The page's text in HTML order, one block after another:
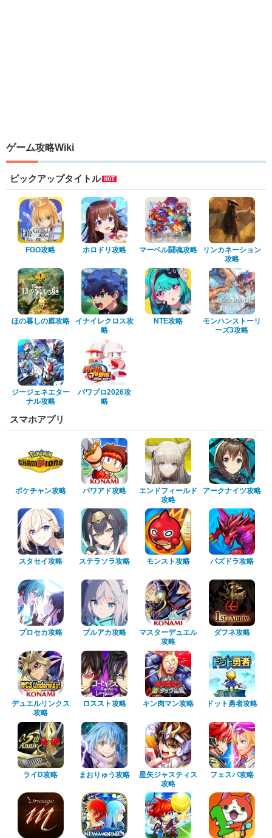
ゲーム攻略Wiki
ピックアップタイトル
FGO攻略 ホロドリ攻略 マーベル闘魂攻略
リンカネーション
攻略
ほの暮しの庭攻略
イナイレクロス攻
略
NTE攻略
モンハンストーリ
ーズ3攻略
ジージェネエター
ナル攻略
パワプロ2026攻
略
スマホアプリ
ポケチャン攻略 パワアド攻略
エンドフィールド
攻略
アークナイツ攻略
スタセイ攻略 ステラソラ攻略 モンスト攻略 パズドラ攻略
プロセカ攻略 ブルアカ攻略
マスターデュエル
攻略
ダフネ攻略
デュエルリンクス
攻略
ロススト攻略 キン肉マン攻略 ドット勇者攻略
ライD攻略 まおりゅう攻略
星矢ジャスティス
攻略
フェスバ攻略